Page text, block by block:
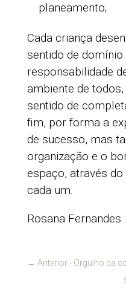
planeamento;
Cada criança
sentido de
responsabilidade
ambiente de
sentido de
fim, por forma a
de sucesso, mas
organização e o
espaço, através
cada um.
Rosana Fernandes
← Anterior - Orgulho da